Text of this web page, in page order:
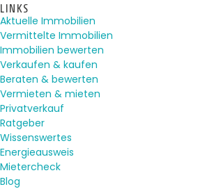
LINKS
Aktuelle Immobilien
Vermittelte Immobilien
Immobilien bewerten
Verkaufen & kaufen
Beraten & bewerten
Vermieten & mieten
Privatverkauf
Ratgeber
Wissenswertes
Energieausweis
Mietercheck
Blog